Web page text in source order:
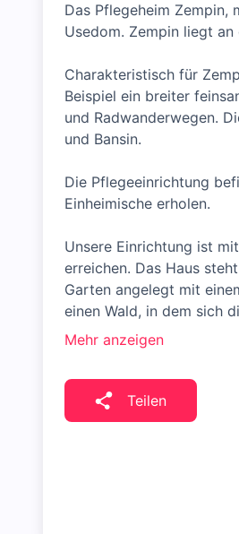
Das Pflegeheim Zempin,
Usedom. Zempin liegt
Charakteristisch für
Beispiel ein breiter
und Radwanderwegen.
und Bansin.
Die Pflegeeinrichtung
Einheimische erholen.
Unsere Einrichtung ist
erreichen. Das Haus
Garten angelegt mit
einen Wald, in dem sich
Mehr anzeigen
Teilen